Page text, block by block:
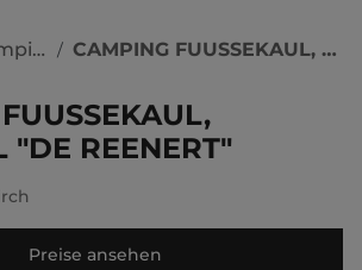
Campingplätze / CAMPING FUUSSEKAUL, PLATZTEIL "DE REENERT"
"DE REENERT"
Preise ansehen